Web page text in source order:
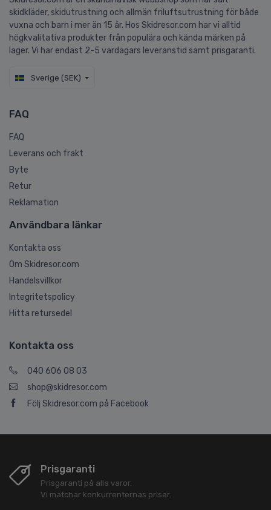
skidkläder, skidutrustning och allmän friluftsutrustning för både
vuxna och barn i mer än 15 år. Hos Skidresor.com har vi alltid
högkvalitativa produkter från populära och kända märken på
lager. Vi har endast 2-5 vardagars leveranstid samt prisgaranti.
Sverige (SEK)
FAQ
FAQ
Leverans och frakt
Byte
Retur
Reklamation
Användbara länkar
Kontakta oss
Om Skidresor.com
Handelsvillkor
Integritetspolicy
Hitta retursedel
Kontakta oss
040 606 08 03
shop@skidresor.com
Följ Skidresor.com på Facebook
Prisgaranti
Prisgaranti på alla varor.
Vi matchar konkurrenternas priser.